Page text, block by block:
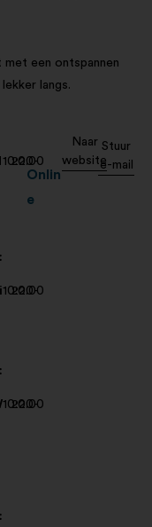
met een ontspannen
langs.
10:00-
22:00
10:00-
22:00
10:00-
22:00
Onlin
e
Naar
website
Stuur
e-mail